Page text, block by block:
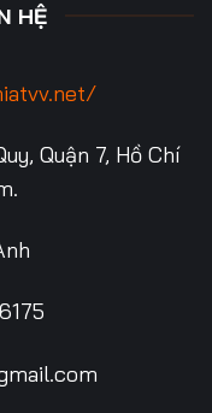
HỆ
Quận 7, Hồ Chí